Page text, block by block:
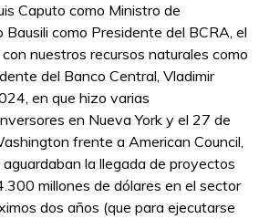
Caputo como Ministro de
como Presidente del BCRA, el
nuestros recursos naturales como
del Banco Central, Vladimir
en que hizo varias
en Nueva York y el 27 de
frente a American Council,
la llegada de proyectos
millones de dólares en el sector
dos años (que para ejecutarse